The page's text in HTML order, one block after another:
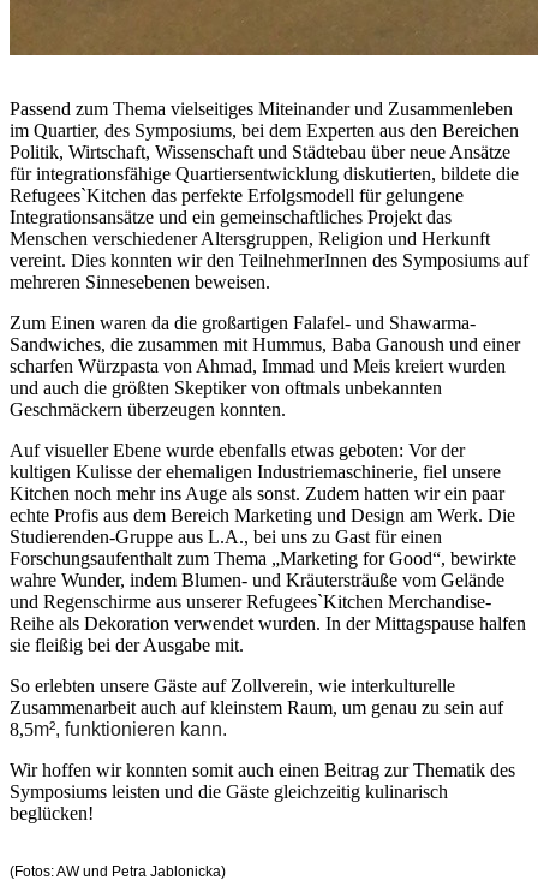
Passend zum Thema vielseitiges Miteinander und Zusammenleben
im Quartier, des Symposiums, bei dem Experten aus den Bereichen
Politik, Wirtschaft, Wissenschaft und Städtebau über neue Ansätze
für integrationsfähige Quartiersentwicklung diskutierten, bildete die
Refugees`Kitchen das perfekte Erfolgsmodell für gelungene
Integrationsansätze und ein gemeinschaftliches Projekt das
Menschen verschiedener Altersgruppen, Religion und Herkunft
vereint. Dies konnten wir den TeilnehmerInnen des Symposiums auf
mehreren Sinnesebenen beweisen.
Zum Einen waren da die großartigen Falafel- und Shawarma-
Sandwiches, die zusammen mit Hummus, Baba Ganoush und einer
scharfen Würzpasta von Ahmad, Immad und Meis kreiert wurden
und auch die größten Skeptiker von oftmals unbekannten
Geschmäckern überzeugen konnten.
Auf visueller Ebene wurde ebenfalls etwas geboten: Vor der
kultigen Kulisse der ehemaligen Industriemaschinerie, fiel unsere
Kitchen noch mehr ins Auge als sonst. Zudem hatten wir ein paar
echte Profis aus dem Bereich Marketing und Design am Werk. Die
Studierenden-Gruppe aus L.A., bei uns zu Gast für einen
Forschungsaufenthalt zum Thema „Marketing for Good“, bewirkte
wahre Wunder, indem Blumen- und Kräutersträuße vom Gelände
und Regenschirme aus unserer Refugees`Kitchen Merchandise-
Reihe als Dekoration verwendet wurden. In der Mittagspause halfen
sie fleißig bei der Ausgabe mit.
So erlebten unsere Gäste auf Zollverein, wie interkulturelle
Zusammenarbeit auch auf kleinstem Raum, um genau zu sein auf
8,5m², funktionieren kann.
Wir hoffen wir konnten somit auch einen Beitrag zur Thematik des
Symposiums leisten und die Gäste gleichzeitig kulinarisch
beglücken!
(Fotos: AW und Petra Jablonicka)